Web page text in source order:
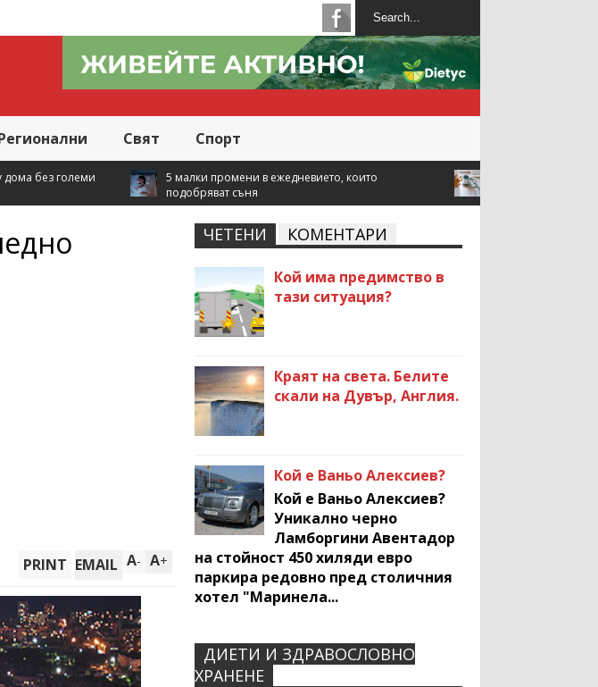
Свят Спорт
5 малки промени в ежедневието, които
Как разположението на жилището влияе
A+
A-
PRINT EMAIL
ЧЕТЕНИ КОМЕНТАРИ
Кой има предимство в
тази ситуация?
Краят на света. Белите
скали на Дувър, Англия.
Кой е Ваньо Алексиев?
Кой е Ваньо Алексиев?
Уникално черно
Ламборгини Авентадор
на стойност 450 хиляди евро
паркира редовно пред столичния
хотел "Маринела...
Recent Comments Widget
ДИЕТИ И ЗДРАВОСЛОВНО
ХРАНЕНЕ